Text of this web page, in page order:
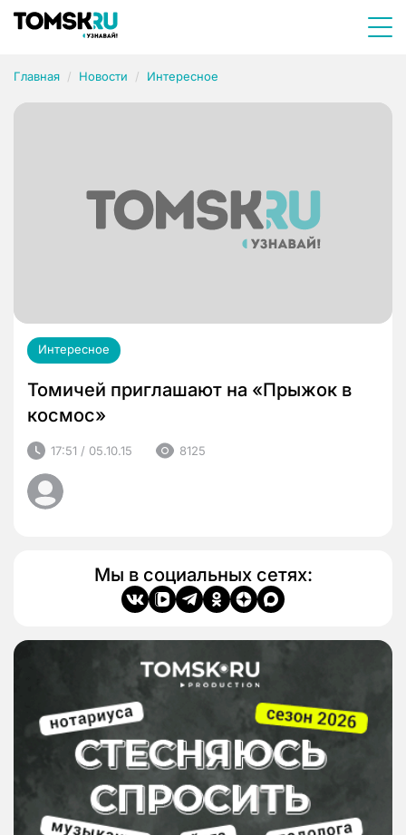
Главная Новости Интересное
Интересное
Томичей приглашают на «Прыжок в
космос»
17:51 / 05.10.15 8125
Мы в социальных сетях: